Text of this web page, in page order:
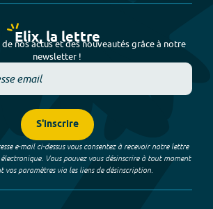
Elix, la lettre
nos actus et des nouveautés grâce à notre
newsletter !
S'inscrire
e-mail ci-dessus vous consentez à recevoir notre lettre
Vous pouvez vous désinscrire à tout moment
vos paramètres via les liens de désinscription.